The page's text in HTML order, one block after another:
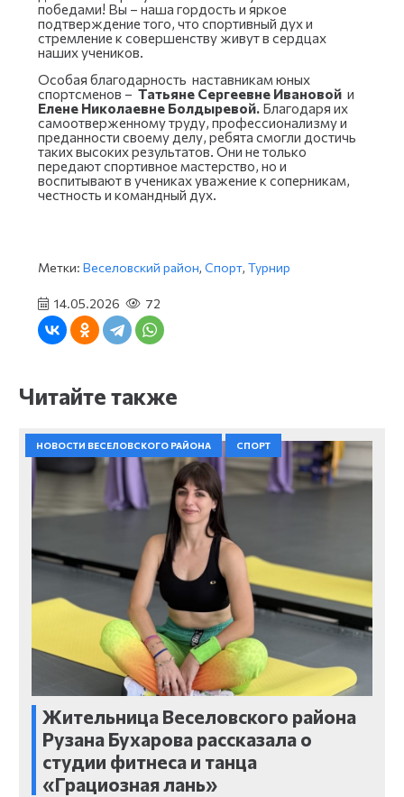
победами! Вы – наша гордость и яркое
подтверждение того, что спортивный дух и
стремление к совершенству живут в сердцах
наших учеников.
Особая благодарность наставникам юных
спортсменов – Татьяне Сергеевне Ивановой и
Елене Николаевне Болдыревой. Благодаря их
самоотверженному труду, профессионализму и
преданности своему делу, ребята смогли достичь
таких высоких результатов. Они не только
передают спортивное мастерство, но и
воспитывают в учениках уважение к соперникам,
честность и командный дух.
Метки: Веселовский район, Спорт, Турнир
14.05.2026 72
Читайте также
НОВОСТИ ВЕСЕЛОВСКОГО РАЙОНА СПОРТ
Жительница Веселовского района
Рузана Бухарова рассказала о
студии фитнеса и танца
«Грациозная лань»